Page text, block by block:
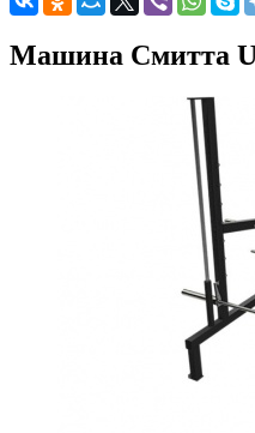
Машина Смитта